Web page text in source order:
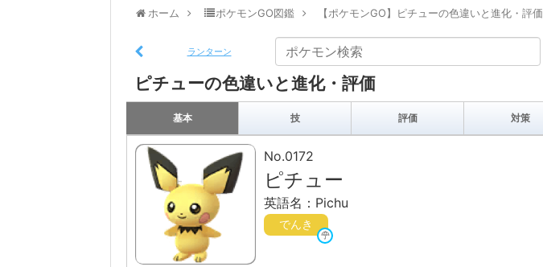
ホーム ポケモンGO図鑑 【ポケモンGO】ピチューの色違いと進化・評価
ランターン
ピチューの色違いと進化・評価
基本 技 評価 対策
No.0172
ピチュー
英語名：Pichu
でんき